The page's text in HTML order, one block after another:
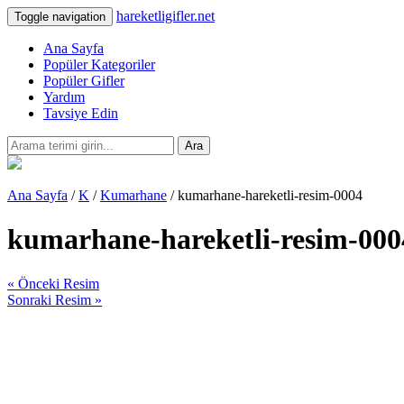
Toggle navigation hareketligifler.net
Ana Sayfa
Popüler Kategoriler
Popüler Gifler
Yardım
Tavsiye Edin
Ara
Ana Sayfa /K /Kumarhane / kumarhane-hareketli-resim-0004
kumarhane-hareketli-resim-
« Önceki Resim
Sonraki Resim »